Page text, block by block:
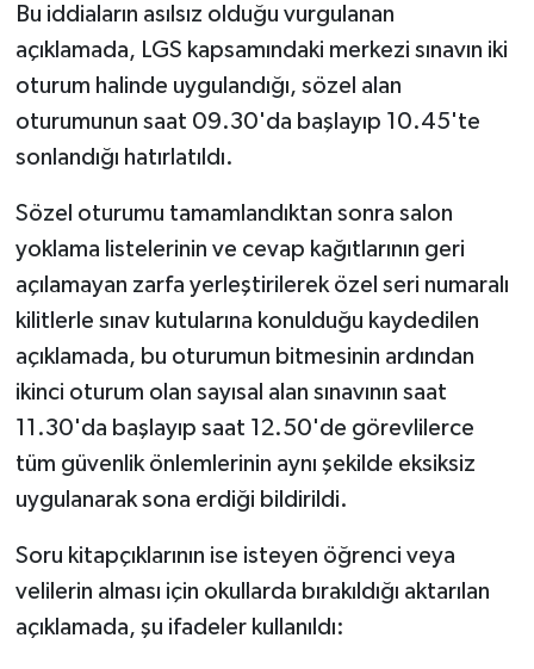
Bu iddiaların asılsız olduğu vurgulanan
açıklamada, LGS kapsamındaki merkezi sınavın iki
oturum halinde uygulandığı, sözel alan
oturumunun saat 09.30'da başlayıp 10.45'te
sonlandığı hatırlatıldı.
Sözel oturumu tamamlandıktan sonra salon
yoklama listelerinin ve cevap kağıtlarının geri
açılamayan zarfa yerleştirilerek özel seri numaralı
kilitlerle sınav kutularına konulduğu kaydedilen
açıklamada, bu oturumun bitmesinin ardından
ikinci oturum olan sayısal alan sınavının saat
11.30'da başlayıp saat 12.50'de görevlilerce
tüm güvenlik önlemlerinin aynı şekilde eksiksiz
uygulanarak sona erdiği bildirildi.
Soru kitapçıklarının ise isteyen öğrenci veya
velilerin alması için okullarda bırakıldığı aktarılan
açıklamada, şu ifadeler kullanıldı: